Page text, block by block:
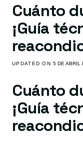
Cuánto
¡Guía
UPDATED ON5 DE ABRIL
Cuánto
¡Guía